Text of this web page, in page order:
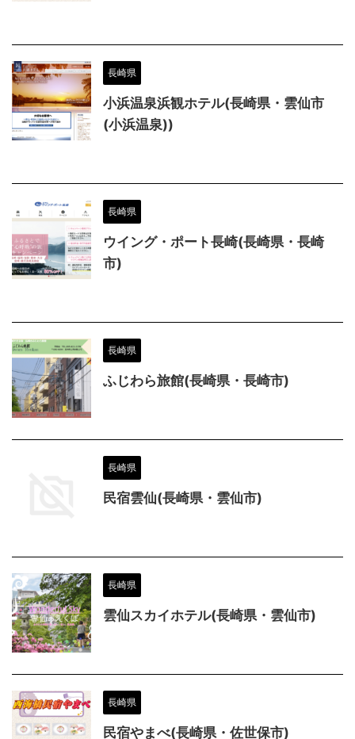
長崎県
小浜温泉浜観ホテル(長崎県・雲仙市
(小浜温泉))
長崎県
ウイング・ポート長崎(長崎県・長崎
市)
長崎県
ふじわら旅館(長崎県・長崎市)
長崎県
民宿雲仙(長崎県・雲仙市)
長崎県
雲仙スカイホテル(長崎県・雲仙市)
長崎県
民宿やまべ(長崎県・佐世保市)